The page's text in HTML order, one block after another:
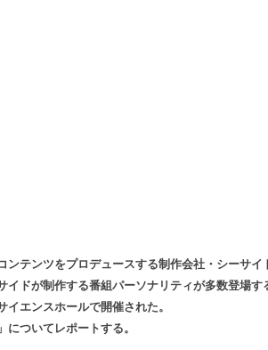
ンテンツをプロデュースする制作会社・シーサ
イドが制作する番組パーソナリティが多数登場
イエンスホールで開催された。
についてレポートする。